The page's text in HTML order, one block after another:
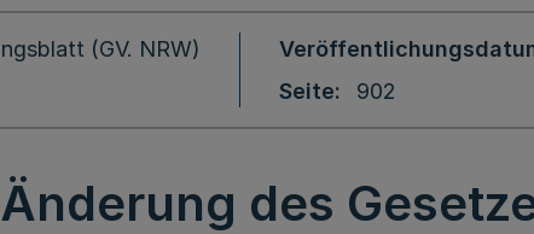
(GV. NRW)
Seite
902
des